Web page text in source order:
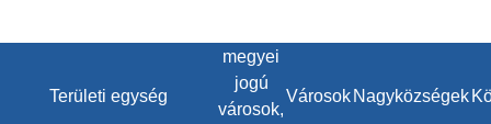
Területi egység
megyei
jogú
városok,
Városok Nagyközségek